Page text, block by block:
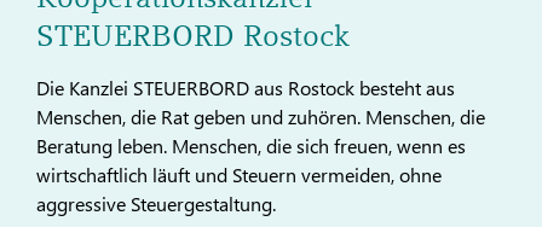
STEUERBORD Rostock
Die Kanzlei STEUERBORD aus Rostock besteht aus
Menschen, die Rat geben und zuhören. Menschen, die
Beratung leben. Menschen, die sich freuen, wenn es
wirtschaftlich läuft und Steuern vermeiden, ohne
aggressive Steuergestaltung.